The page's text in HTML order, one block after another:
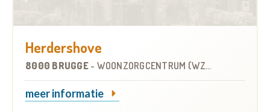
Herdershove
8000 BRUGGE - WOONZORGCENTRUM (WZC)
meer informatie